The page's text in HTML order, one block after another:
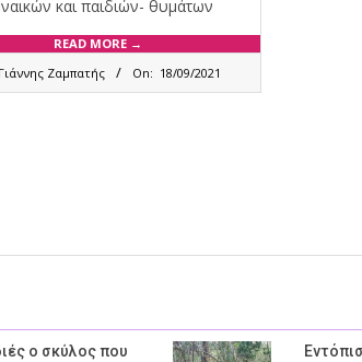
και παιδιών- θυμάτων
READ MORE →
Γιάννης Ζαμπατής On: 18/09/2021
ο σκύλος που